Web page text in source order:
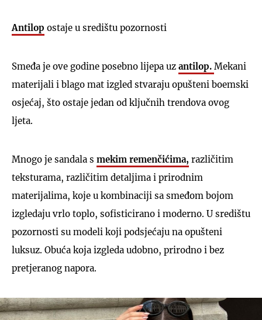
Antilop ostaje u središtu pozornosti
Smeđa je ove godine posebno lijepa uz antilop. Mekani
materijali i blago mat izgled stvaraju opušteni boemski
osjećaj, što ostaje jedan od ključnih trendova ovog
ljeta.
Mnogo je sandala s mekim remenčićima, različitim
teksturama, različitim detaljima i prirodnim
materijalima, koje u kombinaciji sa smeđom bojom
izgledaju vrlo toplo, sofisticirano i moderno. U središtu
pozornosti su modeli koji podsjećaju na opušteni
luksuz. Obuća koja izgleda udobno, prirodno i bez
pretjeranog napora.